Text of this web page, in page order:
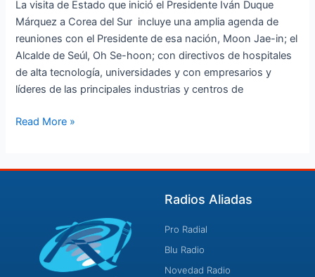
La visita de Estado que inició el Presidente Iván Duque
Márquez a Corea del Sur incluye una amplia agenda de
reuniones con el Presidente de esa nación, Moon Jae-in; el
Alcalde de Seúl, Oh Se-hoon; con directivos de hospitales
de alta tecnología, universidades y con empresarios y
líderes de las principales industrias y centros de
de
principales
grupos
económicos
del
gigante
Read More »
Radios Aliadas
Pro Radial
Blu Radio
Novedad Radio